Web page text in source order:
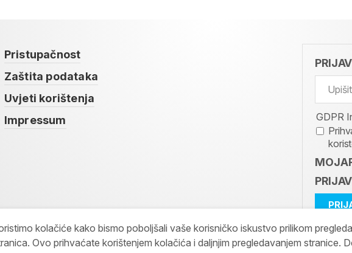
Pristupačnost
Zaštita podataka
Uvjeti korištenja
Impressum
GDPR
kolačiće kako bismo poboljšali vaše korisničko iskustvo prilikom
Ovo prihvaćate korištenjem kolačića i daljnjim pregledavanjem stranice.